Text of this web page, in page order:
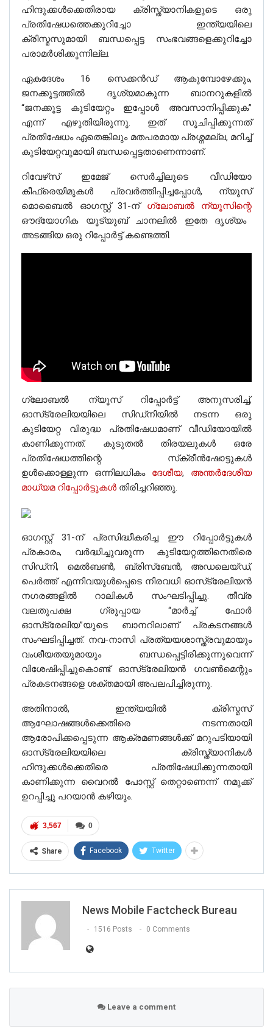
ഹിന്ദുക്കൾക്കെതിരായ ക്രിസ്ത്യാനികളുടെ ഒരു
പ്രതിഷേധത്തെക്കുറിച്ചോ ഇന്ത്യയിലെ
ക്രിസ്മസുമായി ബന്ധപ്പെട്ട സംഭവങ്ങളെക്കുറിച്ചോ
പരാമർശിക്കുന്നില്ല.
ഏകദേശം 16 സെക്കൻഡ് ആകുമ്പോഴേക്കും,
ജനക്കൂട്ടത്തിൽ ദൃശ്യമാകുന്ന ബാനറുകളിൽ
“ജനക്കൂട്ട കുടിയേറ്റം ഇപ്പോൾ അവസാനിപ്പിക്കുക”
എന്ന് എഴുതിയിരുന്നു. ഇത് സൂചിപ്പിക്കുന്നത്
പ്രതിഷേധം ഏതെങ്കിലും മതപരമായ പ്രശ്നമല്ല, മറിച്ച്
കുടിയേറ്റവുമായി ബന്ധപ്പെട്ടതാണെന്നാണ്.
റിവേഴ്‌സ് ഇമേജ് സെർച്ചിലൂടെ വീഡിയോ
കീഫ്രെയിമുകൾ പ്രവർത്തിപ്പിച്ചപ്പോൾ, ന്യൂസ്
മൊബൈൽ ഓഗസ്റ്റ് 31-ന് ഗ്ലോബൽ ന്യൂസിന്റെ
ഔദ്യോഗിക യൂട്യൂബ് ചാനലിൽ ഇതേ ദൃശ്യം
അടങ്ങിയ ഒരു റിപ്പോർട്ട് കണ്ടെത്തി.
ഗ്ലോബൽ ന്യൂസ് റിപ്പോർട്ട് അനുസരിച്ച്,
ഓസ്‌ട്രേലിയയിലെ സിഡ്‌നിയിൽ നടന്ന ഒരു
കുടിയേറ്റ വിരുദ്ധ പ്രതിഷേധമാണ് വീഡിയോയിൽ
കാണിക്കുന്നത്. കൂടുതൽ തിരയലുകൾ ഒരേ
പ്രതിഷേധത്തിന്റെ സ്‌ക്രീൻഷോട്ടുകൾ
ഉൾക്കൊള്ളുന്ന ഒന്നിലധികം ദേശീയ, അന്തർദേശീയ
മാധ്യമ റിപ്പോർട്ടുകൾ തിരിച്ചറിഞ്ഞു.
ഓഗസ്റ്റ് 31-ന് പ്രസിദ്ധീകരിച്ച ഈ റിപ്പോർട്ടുകൾ
പ്രകാരം, വർദ്ധിച്ചുവരുന്ന കുടിയേറ്റത്തിനെതിരെ
സിഡ്‌നി, മെൽബൺ, ബ്രിസ്‌ബേൻ, അഡലെയ്ഡ്,
പെർത്ത് എന്നിവയുൾപ്പെടെ നിരവധി ഓസ്‌ട്രേലിയൻ
നഗരങ്ങളിൽ റാലികൾ സംഘടിപ്പിച്ചു. തീവ്ര
വലതുപക്ഷ ഗ്രൂപ്പായ “മാർച്ച് ഫോർ
ഓസ്‌ട്രേലിയ”യുടെ ബാനറിലാണ് പ്രകടനങ്ങൾ
സംഘടിപ്പിച്ചത്. നവ-നാസി പ്രത്യയശാസ്ത്രവുമായും
വംശീയതയുമായും ബന്ധപ്പെട്ടിരിക്കുന്നുവെന്ന്
വിശേഷിപ്പിച്ചുകൊണ്ട് ഓസ്‌ട്രേലിയൻ ഗവൺമെന്റും
പ്രകടനങ്ങളെ ശക്തമായി അപലപിച്ചിരുന്നു.
അതിനാൽ, ഇന്ത്യയിൽ ക്രിസ്മസ്
ആഘോഷങ്ങൾക്കെതിരെ നടന്നതായി
ആരോപിക്കപ്പെടുന്ന ആക്രമണങ്ങൾക്ക് മറുപടിയായി
ഓസ്‌ട്രേലിയയിലെ ക്രിസ്ത്യാനികൾ
ഹിന്ദുക്കൾക്കെതിരെ പ്രതിഷേധിക്കുന്നതായി
കാണിക്കുന്ന വൈറൽ പോസ്റ്റ് തെറ്റാണെന്ന് നമുക്ക്
ഉറപ്പിച്ചു പറയാൻ കഴിയും.
0
3,567
Share Facebook Twitter
News Mobile Factcheck Bureau
1516 Posts 0 Comments
Leave a comment